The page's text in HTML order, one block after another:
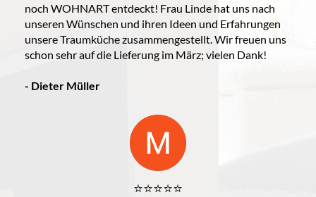
noch WOHNART entdeckt! Frau Linde hat uns nach
unseren Wünschen und ihren Ideen und Erfahrungen
unsere Traumküche zusammengestellt. Wir freuen uns
schon sehr auf die Lieferung im März; vielen Dank!
- Dieter Müller
⭐️⭐️⭐️⭐️⭐️